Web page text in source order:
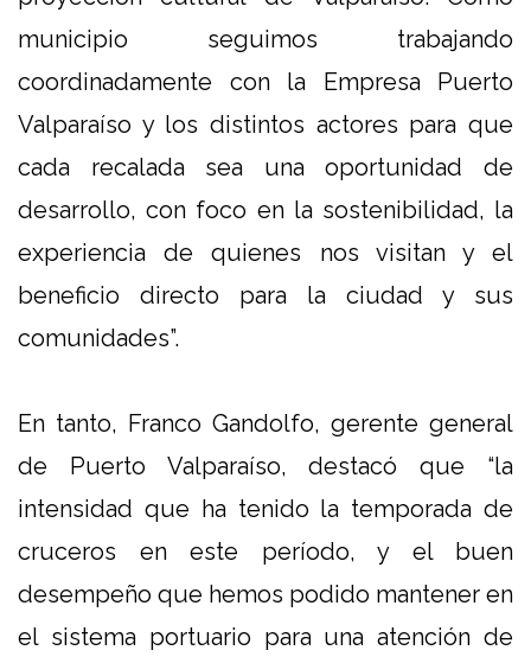
municipio seguimos trabajando
coordinadamente con la Empresa Puerto
Valparaíso y los distintos actores para que
cada recalada sea una oportunidad de
desarrollo, con foco en la sostenibilidad, la
experiencia de quienes nos visitan y el
beneficio directo para la ciudad y sus
comunidades”.
En tanto, Franco Gandolfo, gerente general
de Puerto Valparaíso, destacó que “la
intensidad que ha tenido la temporada de
cruceros en este período, y el buen
desempeño que hemos podido mantener en
el sistema portuario para una atención de